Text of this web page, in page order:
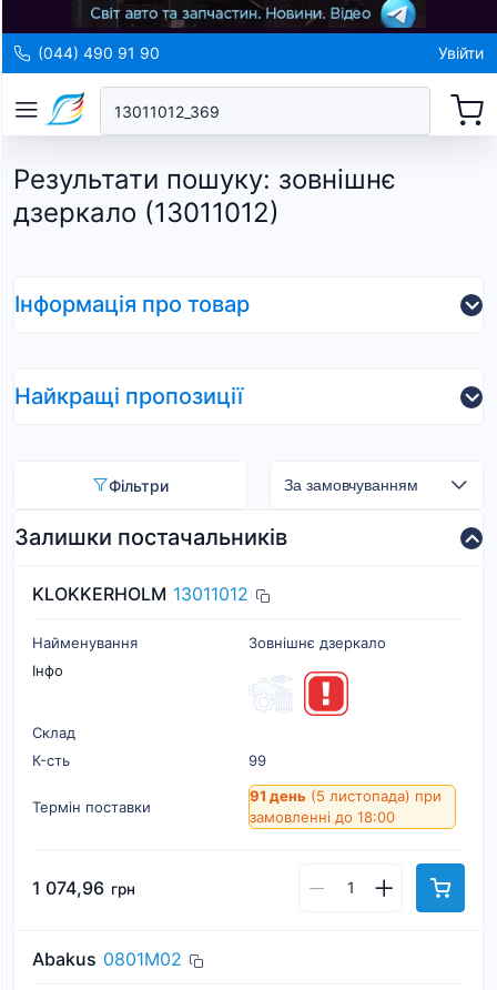
(044) 490 91 90 Увійти
Результати пошуку: зовнішнє
дзеркало (13011012)
Інформація про товар
Найкращі пропозиції
Фільтри
Залишки постачальників
KLOKKERHOLM 13011012
Найменування
Зовнішнє дзеркало
Інфо
Склад
К-cть
99
Термін поставки
91 день (5 листопада) при
замовленні до 18:00
1 074,96 грн
Abakus 0801M02